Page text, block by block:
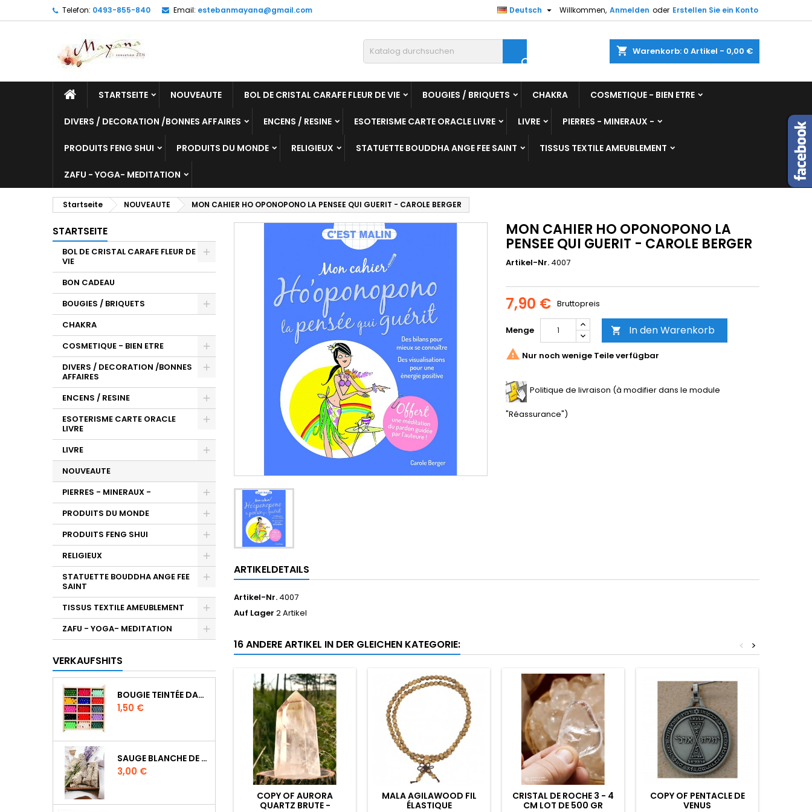
Telefon: 0493-855-840 Email: estebanmayana@gmail.com Willkommen, Anmelden oder Erstellen Sie ein Konto
Deutsch 
shopping_cart Warenkorb: 0 Artikel - 0,00 €

STARTSEITE NOUVEAUTE BOL DE CRISTAL CARAFE FLEUR DE VIE BOUGIES / BRIQUETS CHAKRA COSMETIQUE - BIEN ETRE
DIVERS / DECORATION /BONNES AFFAIRES ENCENS / RESINE ESOTERISME CARTE ORACLE LIVRE LIVRE PIERRES - MINERAUX -
PRODUITS FENG SHUI PRODUITS DU MONDE RELIGIEUX STATUETTE BOUDDHA ANGE FEE SAINT TISSUS TEXTILE AMEUBLEMENT
ZAFU - YOGA- MEDITATION
Startseite NOUVEAUTE MON CAHIER HO OPONOPONO LA PENSEE QUI GUERIT - CAROLE BERGER
STARTSEITE
BOL DE CRISTAL CARAFE FLEUR DE
VIE
BON CADEAU
BOUGIES / BRIQUETS
CHAKRA
COSMETIQUE - BIEN ETRE
DIVERS / DECORATION /BONNES
AFFAIRES
ENCENS / RESINE
ESOTERISME CARTE ORACLE
LIVRE
LIVRE
NOUVEAUTE
PIERRES - MINERAUX -
PRODUITS DU MONDE
PRODUITS FENG SHUI
RELIGIEUX
STATUETTE BOUDDHA ANGE FEE
SAINT
TISSUS TEXTILE AMEUBLEMENT
ZAFU - YOGA- MEDITATION
VERKAUFSHITS
BOUGIE TEINTÉE DANS LA MASSE CIRE VÉGÉTALE DURÉE 8H
Preis
1,50 €
SAUGE BLANCHE DE CALIFORNIE QUALITE EXTRA PETIT FAGOT 8 A 10 CM
Preis
3,00 €
MON CAHIER HO OPONOPONO LA
PENSEE QUI GUERIT - CAROLE BERGER
Artikel-Nr. 4007
7,90 € Bruttopreis
Menge  In den Warenkorb
 Nur noch wenige Teile verfügbar
Politique de livraison (à modifier dans le module
"Réassurance")
ARTIKELDETAILS
Artikel-Nr. 4007
Auf Lager 2 Artikel
16 ANDERE ARTIKEL IN DER GLEICHEN KATEGORIE: >
<
COPY OF AURORA
QUARTZ BRUTE -
MALA AGILAWOOD FIL
ÉLASTIQUE
CRISTAL DE ROCHE 3 - 4
CM LOT DE 500 GR
COPY OF PENTACLE DE
VENUS